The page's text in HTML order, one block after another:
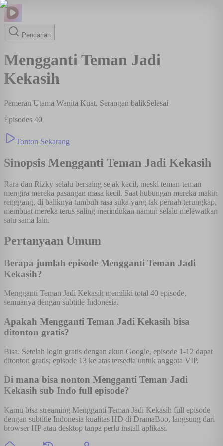
Pencarian
Mengganti Teman Jadi
Kekasih
Pemeran Utama Wanita Kuat, Serangan balikSelesai
Episodes 40
Tonton Sekarang
Sinopsis Mengganti Teman Jadi Kekasih
Rara dan Rizky selalu bersaing sejak kecil, meski teman-teman
mengira mereka pasangan masa kecil. Saat hubungan mereka makin
renggang, di baliknya tumbuh rasa suka yang tak pernah terungkap,
membuat mereka terus saling merindukan namun selalu melewatkan
satu sama lain.
Pertanyaan Umum
Berapa jumlah episode Mengganti Teman Jadi
Kekasih?
Mengganti Teman Jadi Kekasih memiliki total 40 episode,
semuanya dengan subtitle Indonesia.
Apakah Mengganti Teman Jadi Kekasih bisa
ditonton gratis?
Bisa. Setelah login gratis dengan akun Google, episode 1-12 dapat
ditonton gratis; episode 13 ke atas tersedia untuk anggota VIP.
Di mana bisa nonton Mengganti Teman Jadi
Kekasih sub Indo full episode?
Kamu bisa streaming Mengganti Teman Jadi Kekasih full episode
dengan subtitle Indonesia kualitas HD di DramaBoo, langsung dari
browser HP atau desktop tanpa perlu install aplikasi.